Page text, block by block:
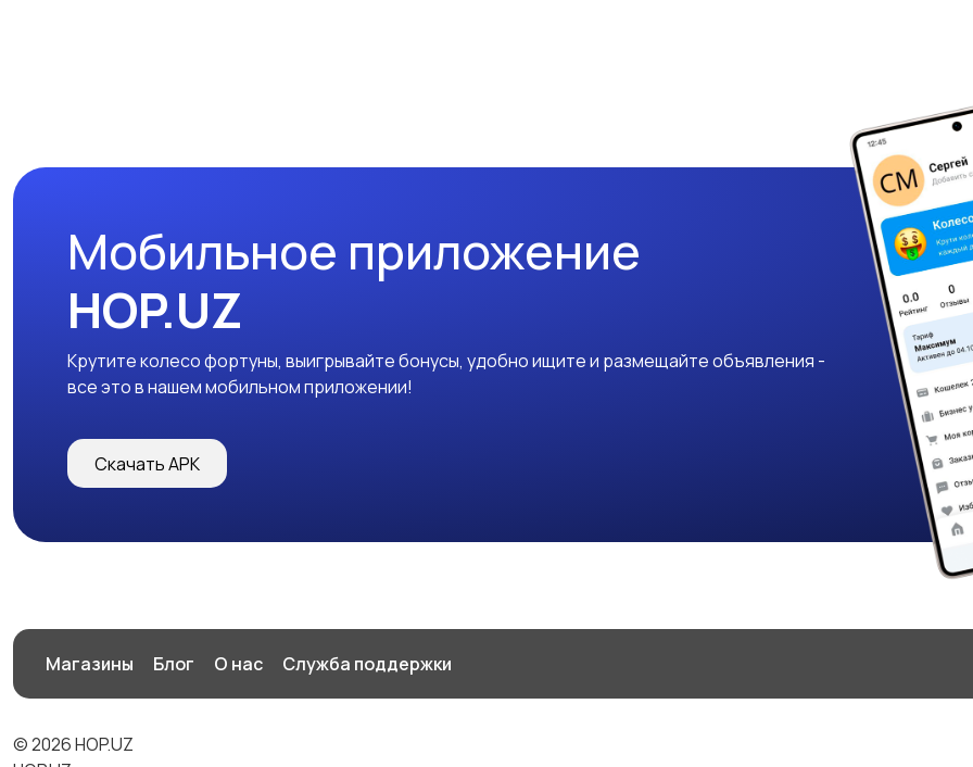
Мобильное приложение
HOP.UZ
Крутите колесо фортуны, выигрывайте бонусы, удобно ищите и размещайте объявления -
все это в нашем мобильном приложении!
Скачать APK
Магазины Блог О нас Служба поддержки
© 2026 HOP.UZ